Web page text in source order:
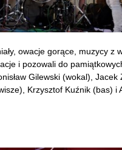
owacje gorące, muzycy z
i pozowali do
Gilewski (wokal), Jacek
Krzysztof Kuźnik (bas) i